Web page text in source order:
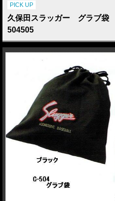
PICK UP
久保田スラッガー グラブ
504505